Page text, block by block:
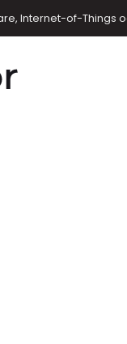
Internet-of-Things